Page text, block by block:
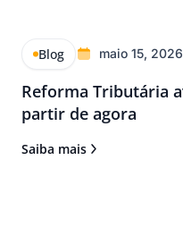
Blog maio 15, 2026
Reforma Tributária
partir de agora
Saiba mais